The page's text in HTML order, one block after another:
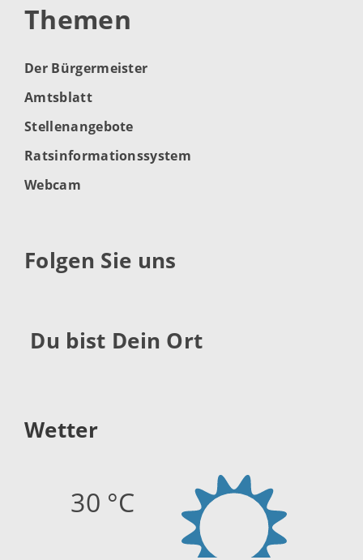
Themen
Der Bürgermeister
Amtsblatt
Stellenangebote
Ratsinformationssystem
Webcam
Folgen Sie uns
Du bist Dein Ort
Wetter
30 °C